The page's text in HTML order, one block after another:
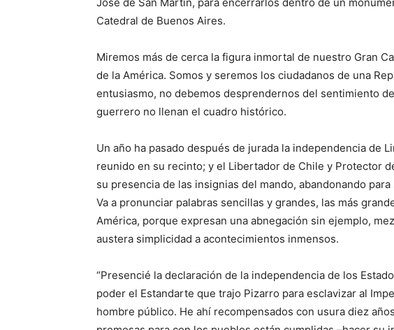
Catedral de Buenos Aires.
Miremos más de cerca la figura inmortal de nuestro Gran
de la América. Somos y seremos los ciudadanos de una
entusiasmo, no debemos desprendernos del sentimiento
guerrero no llenan el cuadro histórico.
Un año ha pasado después de jurada la independencia de
reunido en su recinto; y el Libertador de Chile y Protector
su presencia de las insignias del mando, abandonando
Va a pronunciar palabras sencillas y grandes, las más
América, porque expresan una abnegación sin ejemplo,
austera simplicidad a acontecimientos inmensos.
“Presencié la declaración de la independencia de los
poder el Estandarte que trajo Pizarro para esclavizar al
hombre público. He ahí recompensados con usura diez